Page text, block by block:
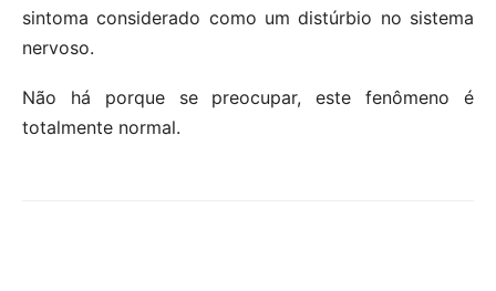
sintoma considerado como um distúrbio no sistema
nervoso.
Não há porque se preocupar, este fenômeno é
totalmente normal.